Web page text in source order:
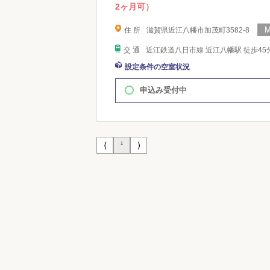
2ヶ月可）
住 所 滋賀県近江八幡市加茂町3582-8
交 通
近江鉄道八日市線 近江八幡駅 徒歩45
設定条件の空室状況
申込み受付中
⟨ 1 ⟩